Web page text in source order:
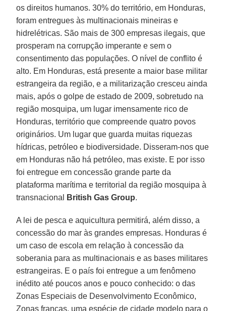
os direitos humanos. 30% do território, em Honduras,
foram entregues às multinacionais mineiras e
hidrelétricas. São mais de 300 empresas ilegais, que
prosperam na corrupção imperante e sem o
consentimento das populações. O nível de conflito é
alto. Em Honduras, está presente a maior base militar
estrangeira da região, e a militarização cresceu ainda
mais, após o golpe de estado de 2009, sobretudo na
região mosquipa, um lugar imensamente rico de
Honduras, território que compreende quatro povos
originários. Um lugar que guarda muitas riquezas
hídricas, petróleo e biodiversidade. Disseram-nos que
em Honduras não há petróleo, mas existe. E por isso
foi entregue em concessão grande parte da
plataforma marítima e territorial da região mosquipa à
transnacional
British Gas Group.
A lei de pesca e aquicultura permitirá, além disso, a
concessão do mar às grandes empresas. Honduras é
um caso de escola em relação à concessão da
soberania para as multinacionais e as bases militares
estrangeiras. E o país foi entregue a um fenômeno
inédito até poucos anos e pouco conhecido: o das
Zonas Especiais de Desenvolvimento Econômico,
Zonas francas, uma espécie de cidade modelo para o